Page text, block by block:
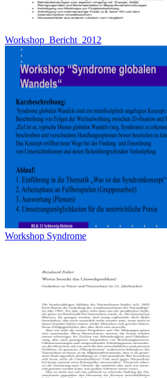
Workshop_Bericht_2012
Workshop Syndrome